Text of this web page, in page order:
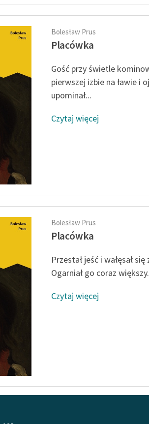
Bolesław Prus
Placówka
Gość przy świetle
pierwszej izbie na ławie i
upominał...
Czytaj więcej
Bolesław Prus
Placówka
Przestał jeść i wałęsał
Ogarniał go coraz
Czytaj więcej